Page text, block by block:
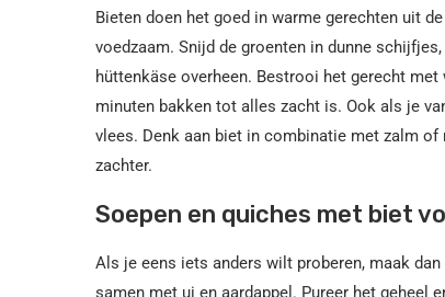
Bieten doen het goed in warme gerechten uit
voedzaam. Snijd de groenten in dunne
hüttenkäse overheen. Bestrooi het gerecht
minuten bakken tot alles zacht is. Ook als je
vlees. Denk aan biet in combinatie met zalm
zachter.
Soepen en quiches met biet
Als je eens iets anders wilt proberen, maak
samen met ui en aardappel. Pureer het geheel